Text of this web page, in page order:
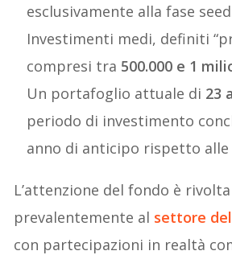
esclusivamente alla fase
Investimenti medi, definiti
compresi tra 500.000 e 1
Un portafoglio attuale di 23
periodo di investimento
anno di anticipo rispetto alle
L’attenzione del fondo è rivolta
prevalentemente al settore
con partecipazioni in realtà